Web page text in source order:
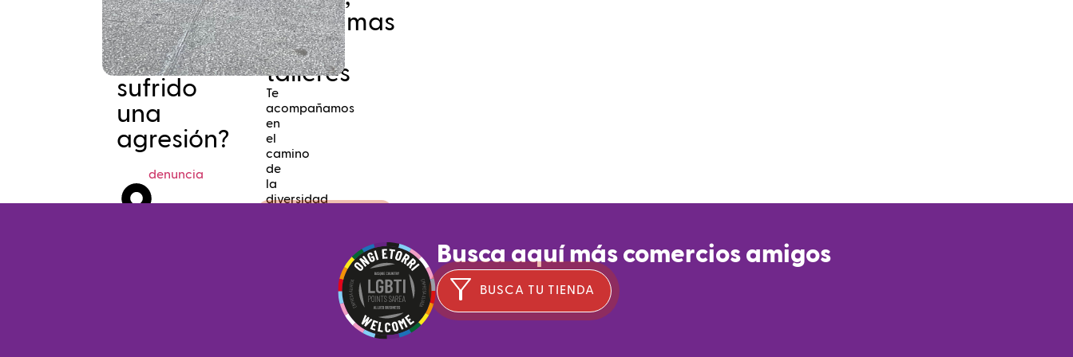
¿Has
sufrido
una
agresión?
denuncia
programas
y
talleres
Te
acompañamos
en
el
camino
de
la
diversidad
HARROkids
estereotipos
Busca aquí más comercios amigos
BUSCA TU TIENDA